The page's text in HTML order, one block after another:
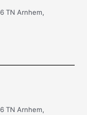
TN Arnhem,
TN Arnhem,